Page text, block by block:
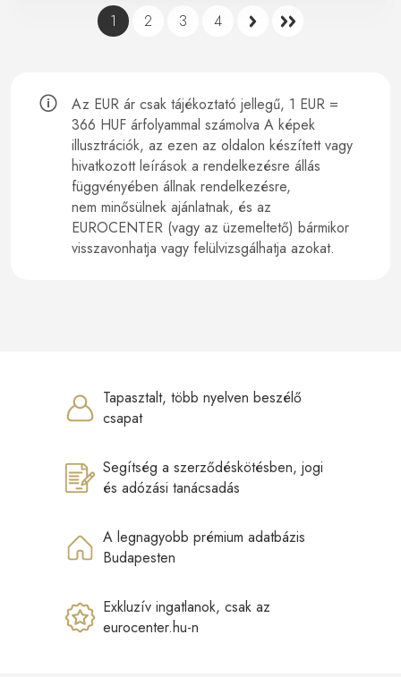
1 2 3 4
Az EUR ár csak tájékoztató jellegű, 1 EUR =
366 HUF árfolyammal számolva A képek
illusztrációk, az ezen az oldalon készített vagy
hivatkozott leírások a rendelkezésre állás
függvényében állnak rendelkezésre,
nem minősülnek ajánlatnak, és az
EUROCENTER (vagy az üzemeltető) bármikor
visszavonhatja vagy felülvizsgálhatja azokat.
Tapasztalt, több nyelven beszélő
csapat
Segítség a szerződéskötésben, jogi
és adózási tanácsadás
A legnagyobb prémium adatbázis
Budapesten
Exkluzív ingatlanok, csak az
eurocenter.hu-n